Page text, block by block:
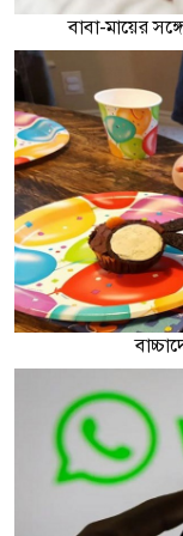
বাবা-মায়ের